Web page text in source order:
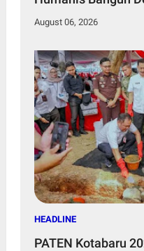
August 06, 2026
HEADLINE
PATEN Kotabaru